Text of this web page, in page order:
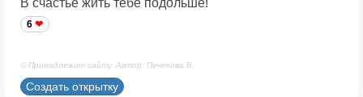
В счастье жить тебе подольше!
6
© Принадлежит сайту. Автор: Печенова В.
Создать открытку